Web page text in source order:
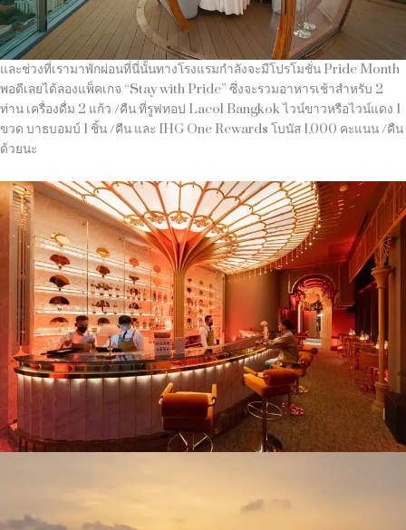
และช่วงที่เรามาพักผ่อนที่นี่นั้นทางโรงแรมกำลังจะมีโปรโมชั่น Pride Month
พอดีเลยได้ลองแพ็คเกจ “Stay with Pride” ซึ่งจะรวมอาหารเช้าสำหรับ 2
ท่าน เครื่องดื่ม 2 แก้ว /คืน ที่รูฟทอป Lacol Bangkok ไวน์ขาวหรือไวน์แดง 1
ขวด บาธบอมบ์ 1 ชิ้น /คืน และ IHG One Rewards โบนัส 1,000 คะแนน /คืน
ด้วยนะ